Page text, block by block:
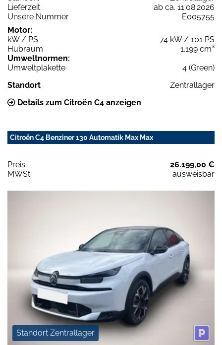
Lieferzeit
ab ca. 11.08.2026
Unsere Nummer
E005755
Motor:
kW / PS
74 kW / 101 PS
Hubraum
1.199 cm³
Umweltnormen:
Umweltplakette
4 (Green)
Standort
Zentrallager
Details zum Citroën C4 anzeigen
Citroën C4 Benziner 130 Automatik Max Max
Preis:
26.199,00 €
MWSt:
ausweisbar
Standort Zentrallager